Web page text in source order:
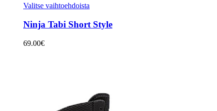
Valitse vaihtoehdoista
Ninja Tabi Short Style
69.00€